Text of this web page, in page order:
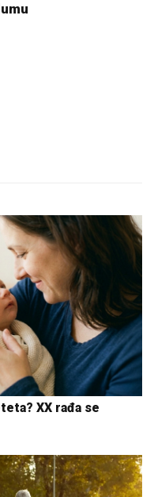
XX rađa se